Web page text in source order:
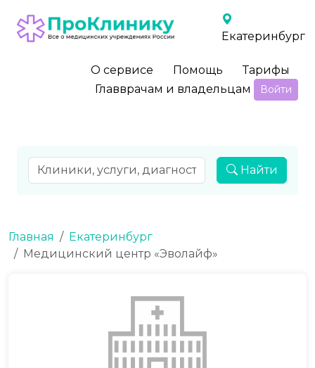
Екатеринбург
О сервисе Помощь
Тарифы
Главврачам и владельцам
Войти
Найти
Главная
Екатеринбург
Медицинский центр «Эволайф»